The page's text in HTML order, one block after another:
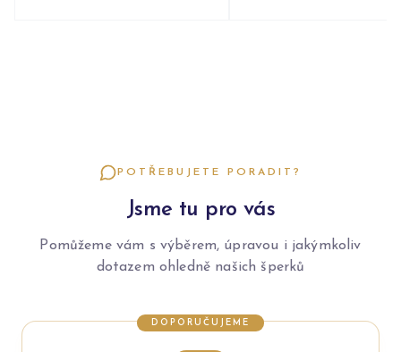
POTŘEBUJETE PORADIT?
Jsme tu pro vás
Pomůžeme vám s výběrem, úpravou i jakýmkoliv
dotazem ohledně našich šperků
DOPORUČUJEME